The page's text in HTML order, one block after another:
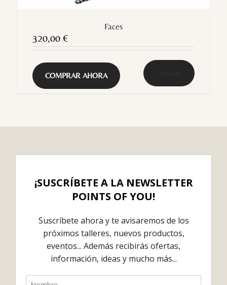
Faces
320,00 €
COMPRAR AHORA